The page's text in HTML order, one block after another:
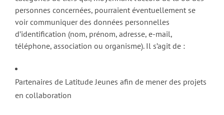
personnes concernées, pourraient éventuellement se
voir communiquer des données personnelles
d’identification (nom, prénom, adresse, e-mail,
téléphone, association ou organisme). Il s’agit de :
Partenaires de Latitude Jeunes afin de mener des projets
en collaboration